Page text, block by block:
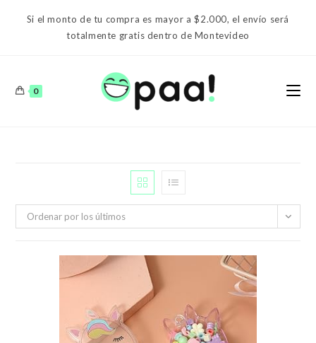
Si el monto de tu compra es mayor a $2.000, el envío será
totalmente gratis dentro de Montevideo
0
Ordenar por los últimos